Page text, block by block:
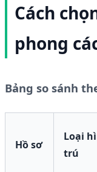
Cách
phong
Bảng so sánh
Hồ sơ
Loại
trú